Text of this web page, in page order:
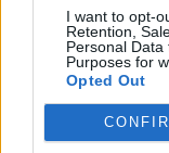
I want to opt-
Retention,
Personal
Purposes for
Opted Out
l'affetto,
partita di